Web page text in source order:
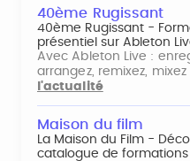
40ème Rugissant
40ème Rugissant -
présentiel sur Ableton
Avec Ableton Live :
arrangez, remixez,
l'actualité
Maison du film
La Maison du Film -
catalogue de